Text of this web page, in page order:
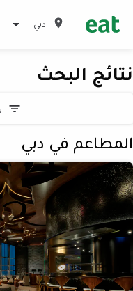
دبي
نتائج البحث
المطاعم في دبي